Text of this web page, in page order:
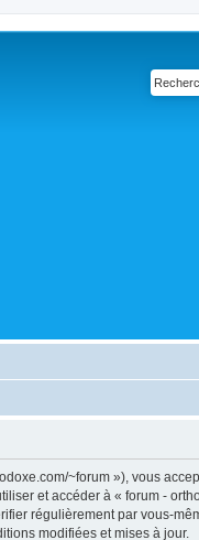
~forum »), vous
et accéder à « forum -
régulièrement par vous-
modifiées et mises à jour.